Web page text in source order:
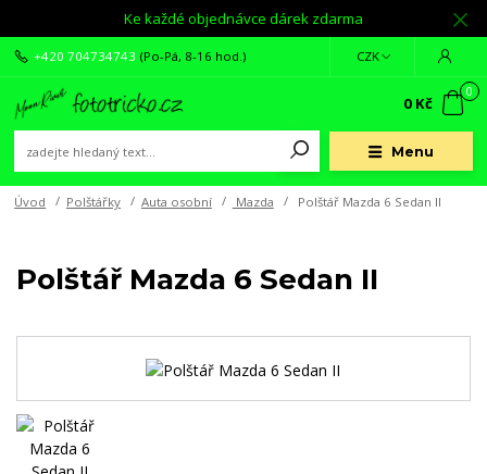
Ke každé objednávce dárek zdarma
Menu
CZK
+420 704734743 (Po-Pá, 8-16 hod.)
0
0 Kč
Úvod Polštářky Auta osobní Mazda Polštář Mazda 6 Sedan II
Polštář Mazda 6 Sedan II